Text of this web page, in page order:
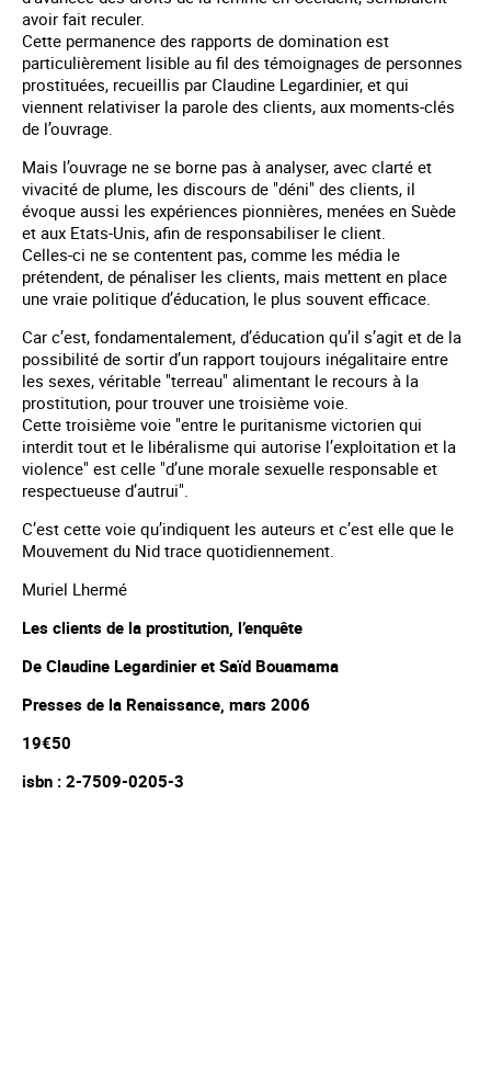
avoir fait reculer.
Cette permanence des rapports de domination est
particulièrement lisible au fil des témoignages de personnes
prostituées, recueillis par Claudine Legardinier, et qui
viennent relativiser la parole des clients, aux moments-clés
de l’ouvrage.
Mais l’ouvrage ne se borne pas à analyser, avec clarté et
vivacité de plume, les discours de "déni" des clients, il
évoque aussi les expériences pionnières, menées en Suède
et aux Etats-Unis, afin de responsabiliser le client.
Celles-ci ne se contentent pas, comme les média le
prétendent, de pénaliser les clients, mais mettent en place
une vraie politique d’éducation, le plus souvent efficace.
Car c’est, fondamentalement, d’éducation qu’il s’agit et de la
possibilité de sortir d’un rapport toujours inégalitaire entre
les sexes, véritable "terreau" alimentant le recours à la
prostitution, pour trouver une troisième voie.
Cette troisième voie "entre le puritanisme victorien qui
interdit tout et le libéralisme qui autorise l’exploitation et la
violence" est celle "d’une morale sexuelle responsable et
respectueuse d’autrui".
C’est cette voie qu’indiquent les auteurs et c’est elle que le
Mouvement du Nid trace quotidiennement.
Muriel Lhermé
Les clients de la prostitution, l’enquête
De Claudine Legardinier et Saïd Bouamama
Presses de la Renaissance, mars 2006
19€50
isbn : 2-7509-0205-3